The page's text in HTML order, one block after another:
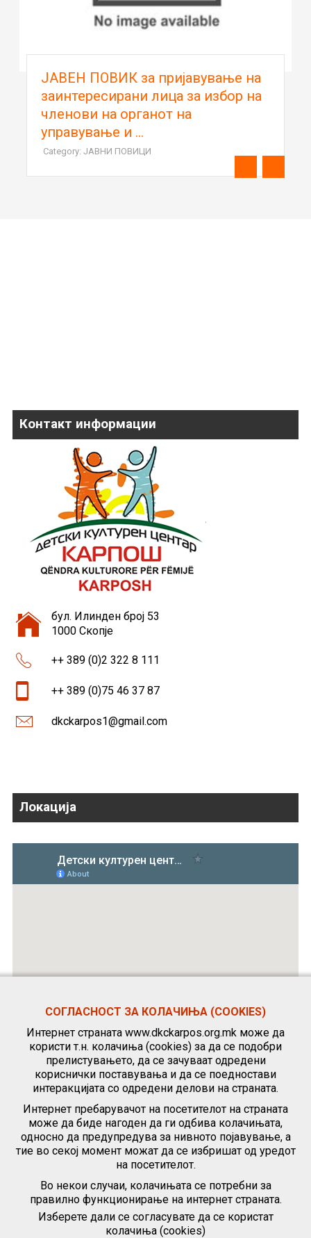
ЈАВЕН ПОВИК за пријавување на
заинтересирани лица за избор на
членови на органот на
управување и ...
Category: ЈАВНИ ПОВИЦИ
Контакт информации
бул. Илинден број 53
1000 Скопје
++ 389 (0)2 322 8 111
++ 389 (0)75 46 37 87
dkckarpos1@gmail.com
Локација
СОГЛАСНОСТ ЗА КОЛАЧИЊА (COOKIES)
Интернет страната www.dkckarpos.org.mk може да
користи т.н. колачиња (cookies) за да се подобри
прелистувањето, да се зачуваат одредени
кориснички поставувања и да се поедностави
интеракцијата со одредени делови на страната.
Интернет пребарувачот на посетителот на страната
може да биде нагоден да ги одбива колачињата,
односно да предупредува за нивното појавување, а
тие во секој момент можат да се избришат од уредот
на посетителот.
Во некои случаи, колачињата се потребни за
правилно функционирање на интернет страната.
Изберете дали се согласувате да се користат
колачиња (cookies)